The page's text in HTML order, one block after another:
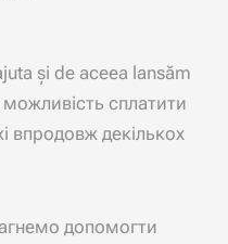
și de aceea lansăm
сплатити
впродовж декількох
допомогти